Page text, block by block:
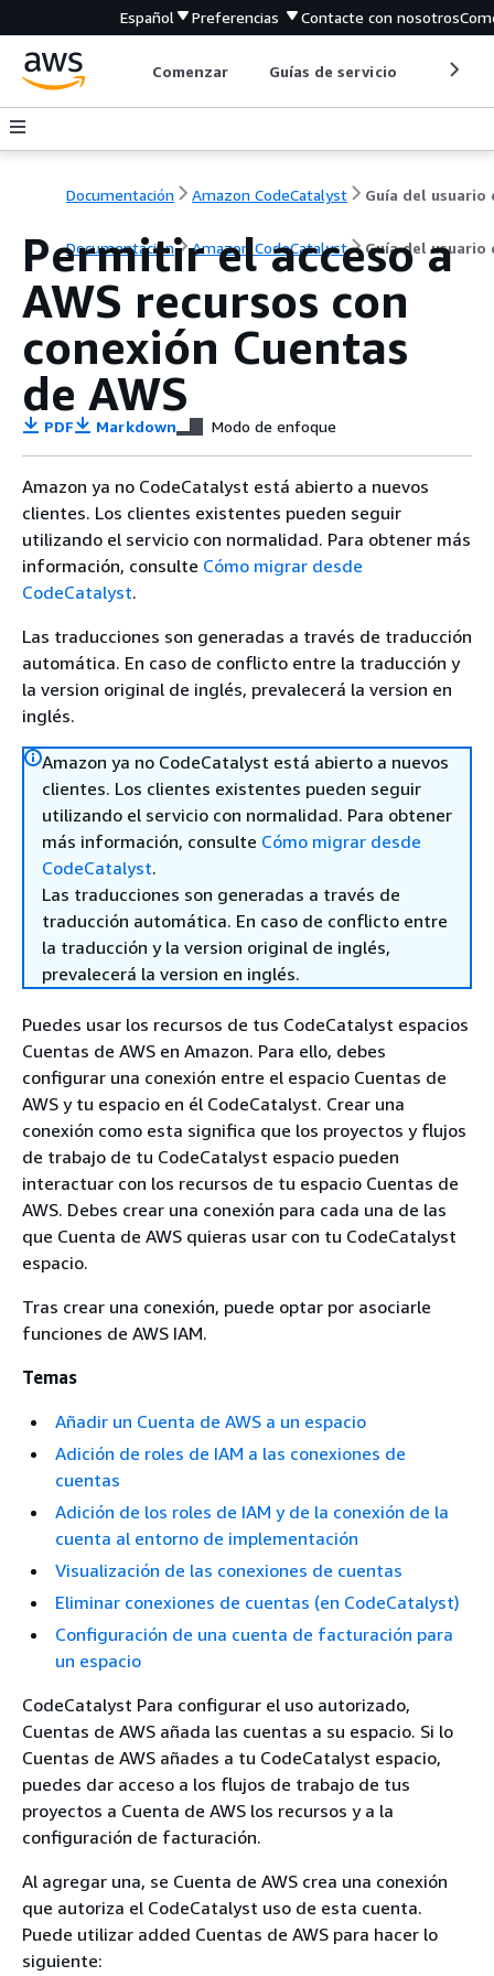
Español Preferencias Contacte con nosotros
Comenzar Guías de servicio
Documentación Amazon CodeCatalyst Guía del usuario
Documentación Amazon CodeCatalyst Guía del usuario
Permitir el acceso a
AWS recursos con
conexión Cuentas
de AWS
PDF Markdown Modo de enfoque
Amazon ya no CodeCatalyst está abierto a nuevos
clientes. Los clientes existentes pueden seguir
utilizando el servicio con normalidad. Para obtener más
información, consulte Cómo migrar desde
CodeCatalyst.
Las traducciones son generadas a través de traducción
automática. En caso de conflicto entre la traducción y
la version original de inglés, prevalecerá la version en
inglés.
Amazon ya no CodeCatalyst está abierto a nuevos
clientes. Los clientes existentes pueden seguir
utilizando el servicio con normalidad. Para obtener
más información, consulte Cómo migrar desde
CodeCatalyst.
Las traducciones son generadas a través de
traducción automática. En caso de conflicto entre
la traducción y la version original de inglés,
prevalecerá la version en inglés.
Puedes usar los recursos de tus CodeCatalyst espacios
Cuentas de AWS en Amazon. Para ello, debes
configurar una conexión entre el espacio Cuentas de
AWS y tu espacio en él CodeCatalyst. Crear una
conexión como esta significa que los proyectos y flujos
de trabajo de tu CodeCatalyst espacio pueden
interactuar con los recursos de tu espacio Cuentas de
AWS. Debes crear una conexión para cada una de las
que Cuenta de AWS quieras usar con tu CodeCatalyst
espacio.
Tras crear una conexión, puede optar por asociarle
funciones de AWS IAM.
Temas
Añadir un Cuenta de AWS a un espacio
Adición de roles de IAM a las conexiones de
cuentas
Adición de los roles de IAM y de la conexión de la
cuenta al entorno de implementación
Visualización de las conexiones de cuentas
Eliminar conexiones de cuentas (en CodeCatalyst)
Configuración de una cuenta de facturación para
un espacio
CodeCatalyst Para configurar el uso autorizado,
Cuentas de AWS añada las cuentas a su espacio. Si lo
Cuentas de AWS añades a tu CodeCatalyst espacio,
puedes dar acceso a los flujos de trabajo de tus
proyectos a Cuenta de AWS los recursos y a la
configuración de facturación.
Al agregar una, se Cuenta de AWS crea una conexión
que autoriza el CodeCatalyst uso de esta cuenta.
Puede utilizar added Cuentas de AWS para hacer lo
siguiente: